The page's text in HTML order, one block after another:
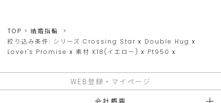
TOP
結婚指輪
絞り込み条件: シリーズ Crossing Star x Double Hug x
Lover's Promise x 素材 K18(イエロー) x Pt950 x
WEB登録・マイページ